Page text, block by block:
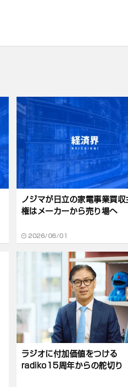
ノジマが日立の家電事業買収
権はメーカーから売り場へ
2026/06/01
ラジオに付加価値をつける
radiko15周年からの舵切り